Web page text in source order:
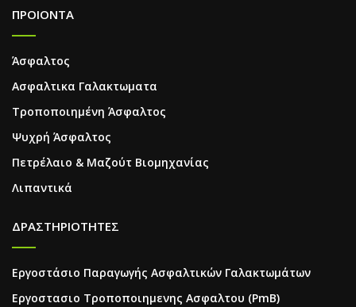
ΠΡΟΙΟΝΤΑ
Άσφαλτος
Ασφαλτικα Γαλακτωματα
Τροποποιημένη Άσφαλτος
Ψυχρή Άσφαλτος
Πετρέλαιο & Μαζούτ Βιομηχανίας
Λιπαντικά
ΔΡΑΣΤΗΡΙΟΤΗΤΕΣ
Εργοστάσιο Παραγωγής Ασφαλτικών Γαλακτωμάτων
Εργοστασιο Τροποποιημενης Ασφαλτου (PmB)